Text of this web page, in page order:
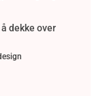
dekke over